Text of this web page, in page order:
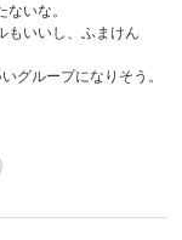
いな。
もいいし、ふまけん
グループになりそう。